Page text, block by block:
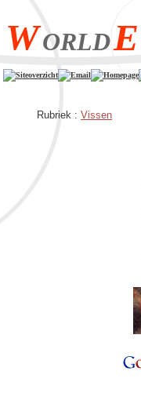
WORLDE
Siteoverzicht Email Homepage
Rubriek : Vissen